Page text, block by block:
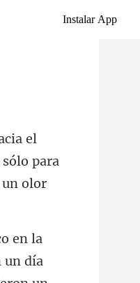
Instalar App
para
un día